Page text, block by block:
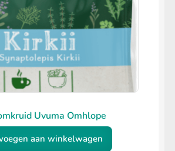
Uvuma Omhlope
aan winkelwagen